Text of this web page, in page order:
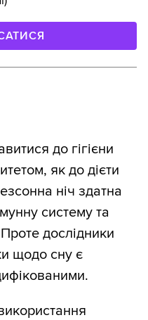
до гігієни
як до дієти
ніч здатна
систему та
дослідники
щодо сну є